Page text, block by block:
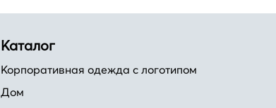
Каталог
Корпоративная одежда с логотипом
Дом